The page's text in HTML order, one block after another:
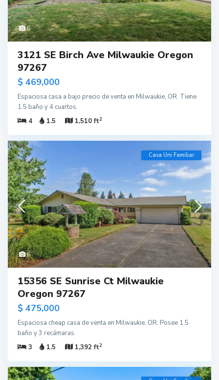
6
3121 SE Birch Ave Milwaukie Oregon
97267
$ 469,000
Espaciosa casa a bajo precio de venta en Milwaukie, OR. Tiene
1.5 baño y 4 cuartos.
4
1.5 1,510 ft2
6
Casa Uni Familiar
15356 SE Sunrise Ct Milwaukie
Oregon 97267
$ 475,000
Espaciosa cheap casa de venta en Milwaukie, OR. Posee 1.5
baño y 3 recámaras.
3
1.5 1,392 ft2